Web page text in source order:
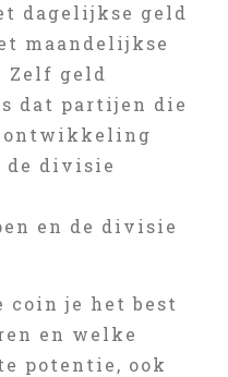
dagelijkse geld
maandelijkse
Zelf geld
dat partijen die
ontwikkeling
de divisie
en de divisie
coin je het best
en welke
potentie, ook